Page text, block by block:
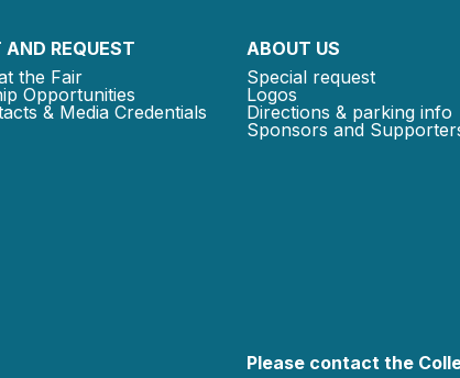
REQUEST
the Fair
Opportunities
& Media Credentials
ABOUT US
Special request
Logos
Directions & parking info
Sponsors and
Please contact the